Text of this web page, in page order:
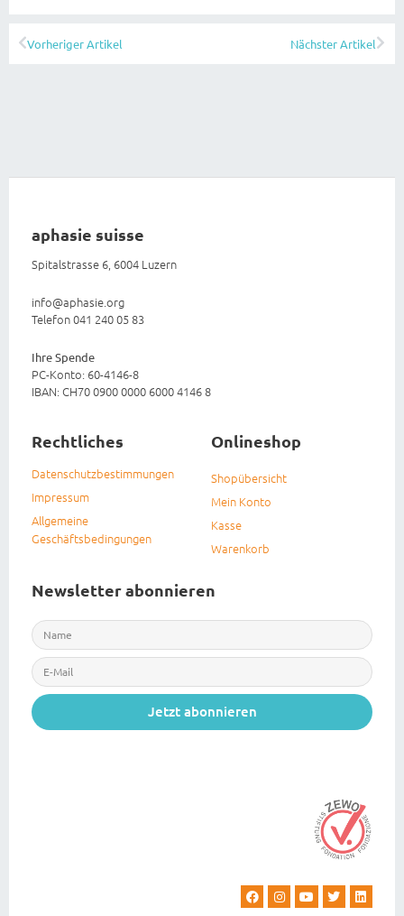
Vorheriger Artikel Nächster Artikel
aphasie suisse
Spitalstrasse 6, 6004 Luzern
info@aphasie.org
Telefon 041 240 05 83
Ihre Spende
PC-Konto: 60-4146-8
IBAN: CH70 0900 0000 6000 4146 8
Rechtliches
Datenschutzbestimmungen
Impressum
Allgemeine
Geschäftsbedingungen
Onlineshop
Shopübersicht
Mein Konto
Kasse
Warenkorb
Newsletter abonnieren
Jetzt abonnieren